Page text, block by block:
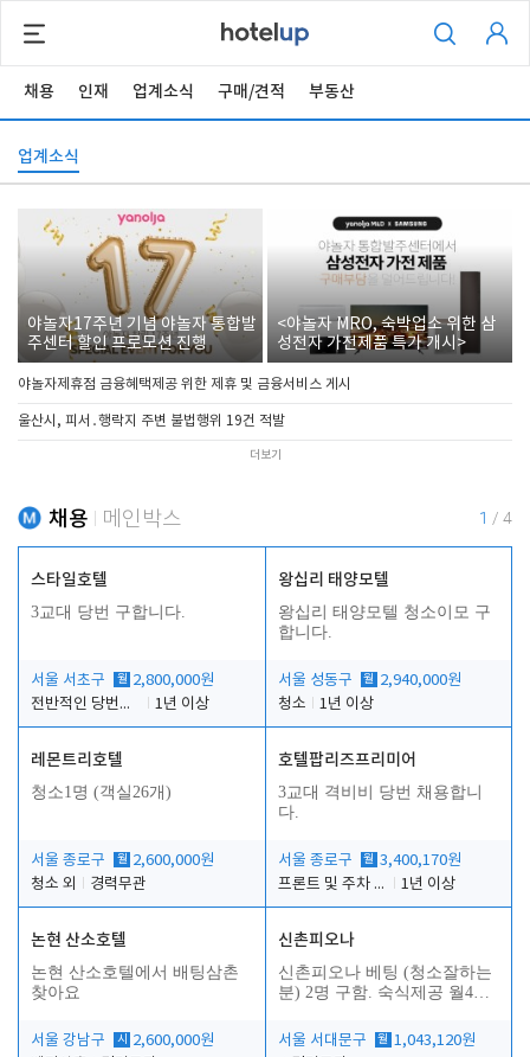
채용 인재 업계소식 구매/견적 부동산
업계소식
야놀자17주년 기념 야놀자 통합발
주센터 할인 프로모션 진행
<야놀자 MRO, 숙박업소 위한 삼
성전자 가전제품 특가 개시>
야놀자제휴점 금융혜택제공 위한 제휴 및 금융서비스 게시
울산시, 피서․행락지 주변 불법행위 19건 적발
더보기
채용 메인박스 1 / 4
스타일호텔
3교대 당번 구합니다.
서울 서초구 월 2,800,000원
전반적인 당번업무
1년 이상
왕십리 태양모텔
왕십리 태양모텔 청소이모 구
합니다.
서울 성동구 월 2,940,000원
청소
1년 이상
레몬트리호텔
청소1명 (객실26개)
서울 종로구 월 2,600,000원
청소 외
경력무관
호텔팝리즈프리미어
3교대 격비비 당번 채용합니
다.
서울 종로구 월 3,400,170원
프론트 및 주차 객실관리
1년 이상
논현 산소호텔
논현 산소호텔에서 배팅삼촌
찾아요
서울 강남구 시
2,600,000원
신촌피오나
신촌피오나 베팅 (청소잘하는
분) 2명 구함. 숙식제공 월4회
서울 서대문구
월 1,043,120원